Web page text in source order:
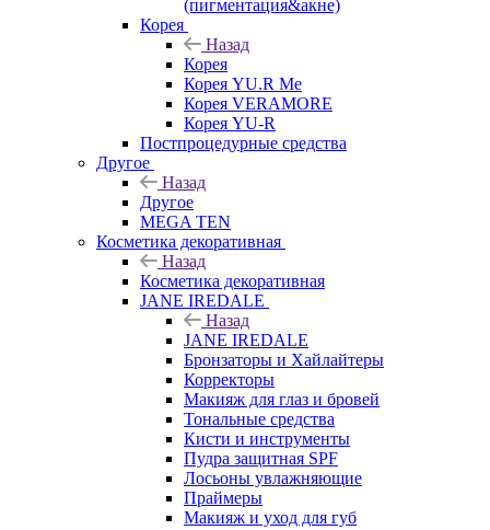
(пигментация&акне)
Корея
Назад
Корея
Корея YU.R Me
Корея VERAMORE
Корея YU-R
Постпроцедурные средства
Другое
Назад
Другое
MEGA TEN
Косметика декоративная
Назад
Косметика декоративная
JANE IREDALE
Назад
JANE IREDALE
Бронзаторы и Хайлайтеры
Корректоры
Макияж для глаз и бровей
Тональные средства
Кисти и инструменты
Пудра защитная SPF
Лосьоны увлажняющие
Праймеры
Макияж и уход для губ